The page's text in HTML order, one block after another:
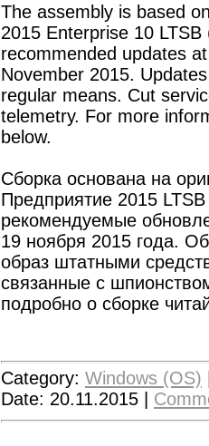
The assembly is based
2015 Enterprise 10
recommended updates
November 2015.
regular means. Cut
telemetry. For more
below.
Сборка основана на
Предприятие 2015
рекомендуемые
19 ноября 2015 года.
образ штатными
связанные с
подробно о сборке
Category: Windows (OS)
Date: 20.11.2015